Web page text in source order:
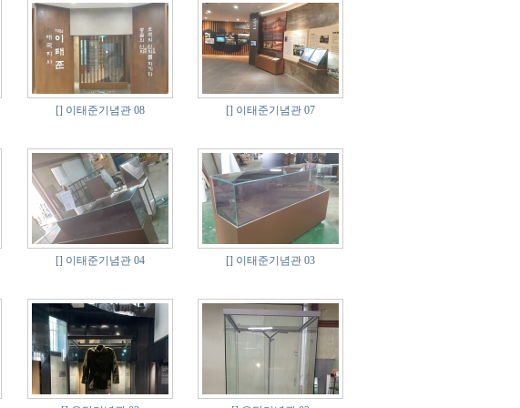
[] 이태준기념관 08 [] 이태준기념관 07
[] 이태준기념관 04 [] 이태준기념관 03